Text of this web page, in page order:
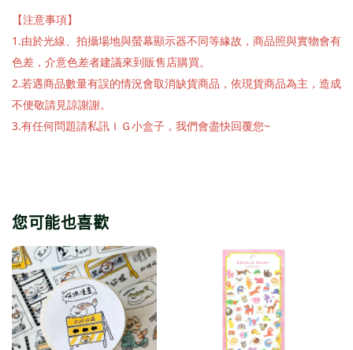
【注意事項】
1.由於光線、拍攝場地與螢幕顯示器不同等緣故，商品照與實物會有
色差，介意色差者建議來到販售店購買。
2.若遇商品數量有誤的情況會取消缺貨商品，依現貨商品為主，造成
不便敬請見諒謝謝。
3.有任何問題請私訊ＩＧ小盒子，我們會盡快回覆您~
您可能也喜歡